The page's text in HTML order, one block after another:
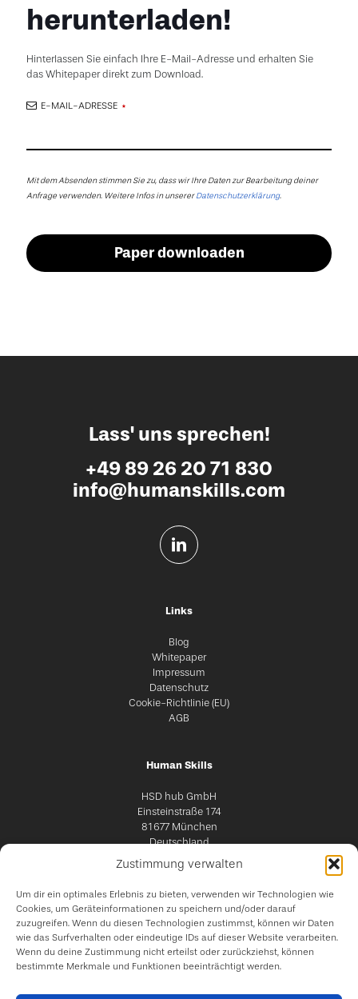
Zustimmung verwalten
Um dir ein optimales Erlebnis zu bieten, verwenden wir Technologien wie
Cookies, um Geräteinformationen zu speichern und/oder darauf
zuzugreifen. Wenn du diesen Technologien zustimmst, können wir Daten
wie das Surfverhalten oder eindeutige IDs auf dieser Website verarbeiten.
Wenn du deine Zustimmung nicht erteilst oder zurückziehst, können
bestimmte Merkmale und Funktionen beeinträchtigt werden.
herunterladen!
Hinterlassen Sie einfach Ihre E-Mail-Adresse und erhalten Sie
das Whitepaper direkt zum Download.
E-MAIL-ADRESSE *
EMAIL
Mit dem Absenden stimmen Sie zu, dass wir Ihre Daten zur Bearbeitung deiner
Anfrage verwenden. Weitere Infos in unsererDatenschutzerklärung.
Paper downloaden
Lass' uns sprechen!
+49 89 26 20 71 830
info@humanskills.com
Links
Blog
Whitepaper
Impressum
Datenschutz
Cookie-Richtlinie (EU)
AGB
Human Skills
HSD hub GmbH
Einsteinstraße 174
81677 München
Deutschland